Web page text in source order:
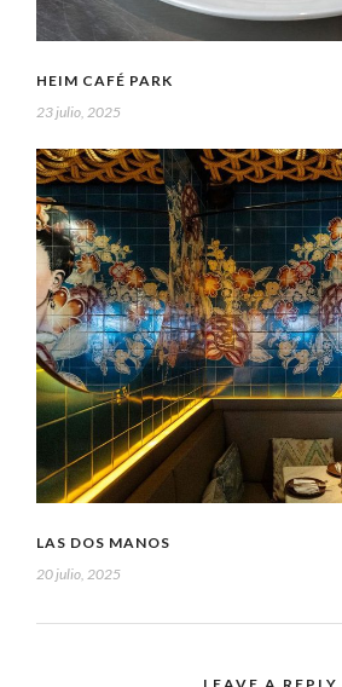
HEIM CAFÉ PARK
23 julio, 2025
LAS DOS MANOS
20 julio, 2025